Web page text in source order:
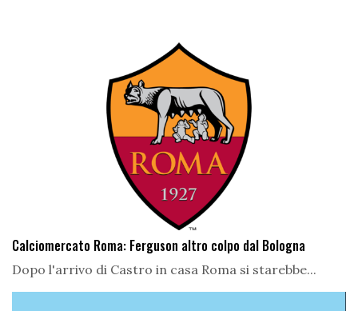
Calciomercato Roma: Ferguson altro colpo dal Bologna
Dopo l'arrivo di Castro in casa Roma si starebbe...